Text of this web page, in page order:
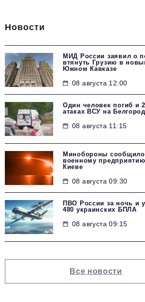
Новости
МИД России заявил о
втянуть Грузию в
Южном Кавказе
08 августа 12:00
Один человек погиб и
атаках ВСУ на
08 августа 11:15
Минобороны
военному
Киеве
08 августа 09:30
ПВО России за ночь и
480 украинских БПЛА
08 августа 09:15
Все новости